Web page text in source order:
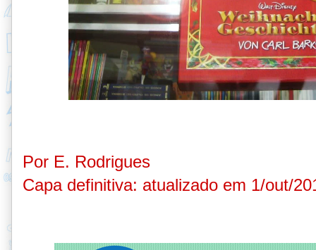
Por E. Rodrigues
Capa definitiva: atualizado em 1/out/